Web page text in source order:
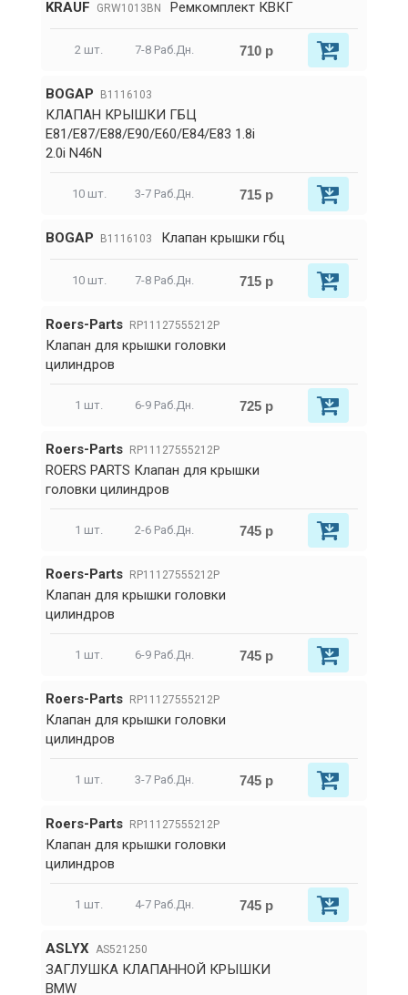
KRAUF GRW1013BN Ремкомплект КВКГ
2 шт. 7-8 Раб.Дн. 710 р
BOGAP B1116103
КЛАПАН КРЫШКИ ГБЦ
E81/E87/E88/E90/E60/E84/E83 1.8i
2.0i N46N
10 шт. 3-7 Раб.Дн. 715 р
BOGAP B1116103 Клапан крышки гбц
10 шт. 7-8 Раб.Дн. 715 р
Roers-Parts RP11127555212P
Клапан для крышки головки
цилиндров
1 шт. 6-9 Раб.Дн. 725 р
Roers-Parts RP11127555212P
ROERS PARTS Клапан для крышки
головки цилиндров
1 шт. 2-6 Раб.Дн. 745 р
Roers-Parts RP11127555212P
Клапан для крышки головки
цилиндров
1 шт. 6-9 Раб.Дн. 745 р
Roers-Parts RP11127555212P
Клапан для крышки головки
цилиндров
1 шт. 3-7 Раб.Дн. 745 р
Roers-Parts RP11127555212P
Клапан для крышки головки
цилиндров
1 шт. 4-7 Раб.Дн. 745 р
ASLYX AS521250
ЗАГЛУШКА КЛАПАННОЙ КРЫШКИ
BMW